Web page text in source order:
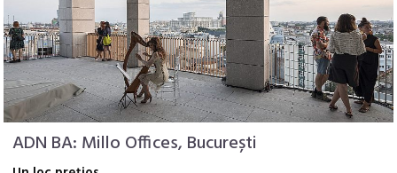
ADN BA: Millo Offices, București